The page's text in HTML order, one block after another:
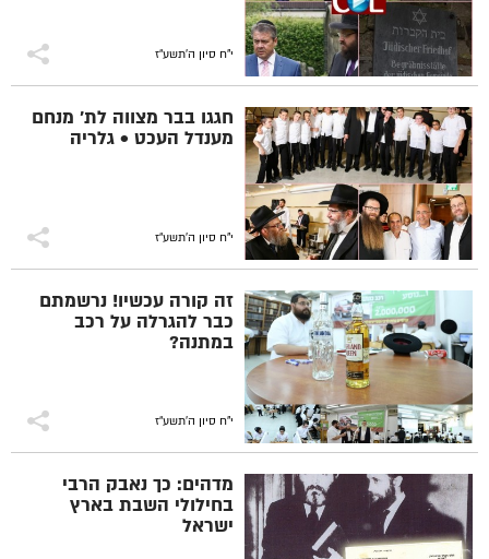
י"ח סיון ה׳תשע״ז
חגגו בבר מצווה לת' מנחם
מענדל העכט • גלריה
י"ח סיון ה׳תשע״ז
זה קורה עכשיו! נרשמתם
כבר להגרלה על רכב
במתנה?
י"ח סיון ה׳תשע״ז
מדהים: כך נאבק הרבי
בחילולי השבת בארץ
ישראל